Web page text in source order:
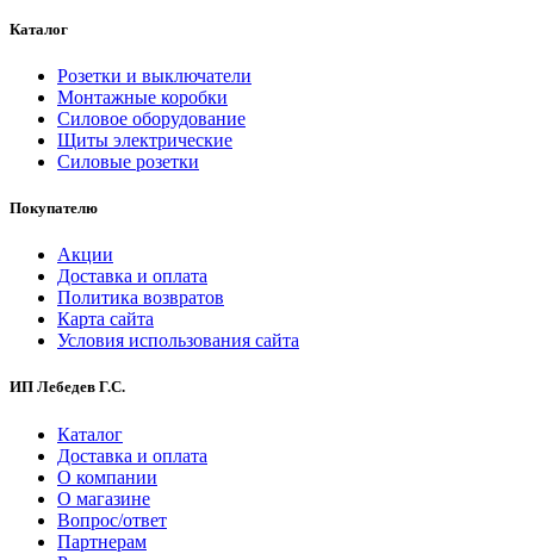
Каталог
Розетки и выключатели
Монтажные коробки
Силовое оборудование
Щиты электрические
Силовые розетки
Покупателю
Акции
Доставка и оплата
Политика возвратов
Карта сайта
Условия использования сайта
ИП Лебедев Г.С.
Каталог
Доставка и оплата
О компании
О магазине
Вопрос/ответ
Партнерам